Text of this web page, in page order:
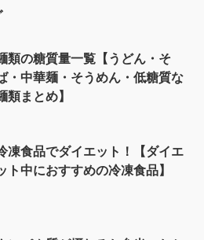
類の糖質量一覧【うどん・そ
・中華麺・そうめん・低糖質な
類まとめ】
凍食品でダイエット！【ダイエ
ト中におすすめの冷凍食品】